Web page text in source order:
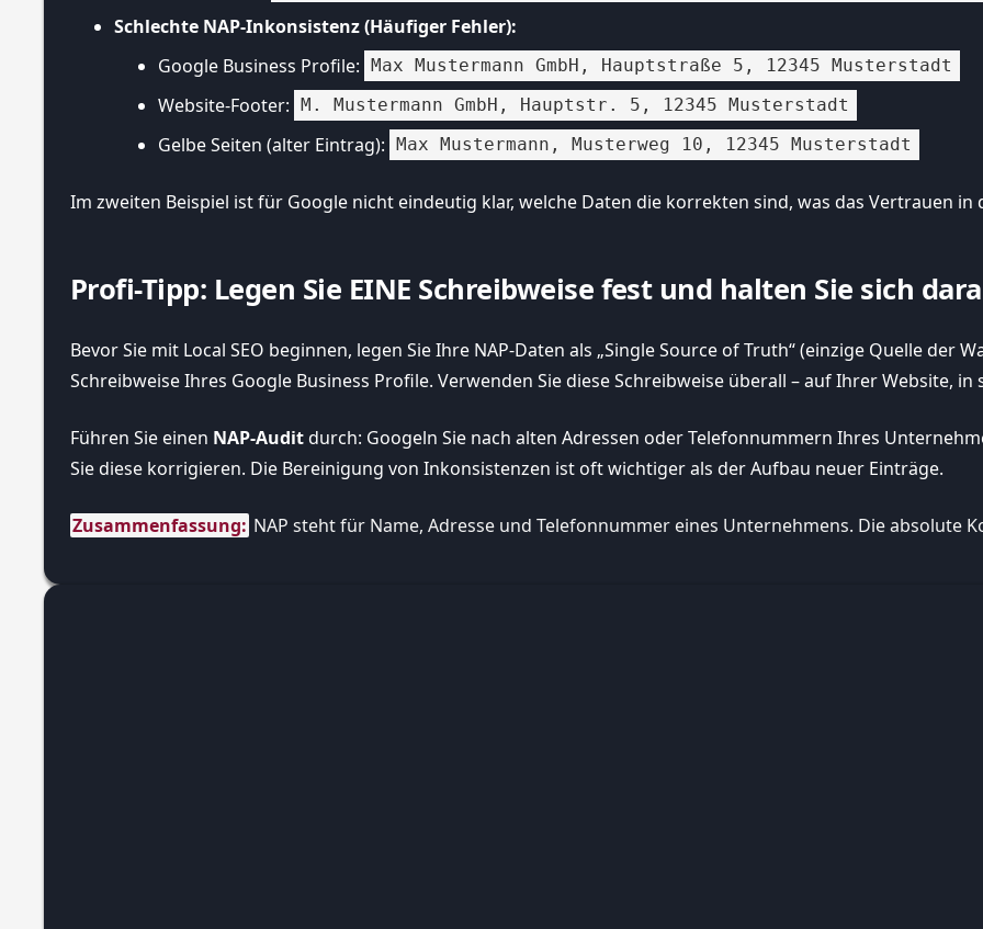
Schlechte NAP-Inkonsistenz (Häufiger Fehler):
Google Business Profile: Max Mustermann GmbH, Hauptstraße 5, 12345 Musterstadt
Website-Footer: M. Mustermann GmbH, Hauptstr. 5, 12345 Musterstadt
Gelbe Seiten (alter Eintrag): Max Mustermann, Musterweg 10, 12345 Musterstadt
Im zweiten Beispiel ist für Google nicht eindeutig klar, welche Daten die korrekten sind, was das Vertrauen in
Profi-Tipp: Legen Sie EINE Schreibweise fest und halten Sie sich
Bevor Sie mit Local SEO beginnen, legen Sie Ihre NAP-Daten als „Single Source of Truth“ (einzige Quelle der
Schreibweise Ihres Google Business Profile. Verwenden Sie diese Schreibweise überall – auf Ihrer Website,
Führen Sie einen NAP-Auditdurch: Googeln Sie nach alten Adressen oder Telefonnummern Ihres
Sie diese korrigieren. Die Bereinigung von Inkonsistenzen ist oft wichtiger als der Aufbau neuer Einträge.
Zusammenfassung: NAP steht für Name, Adresse und Telefonnummer eines Unternehmens. Die